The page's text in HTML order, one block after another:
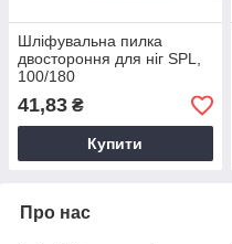
Шліфувальна пилка
двостороння для ніг SPL,
100/180
41,83 ₴
Купити
Про нас